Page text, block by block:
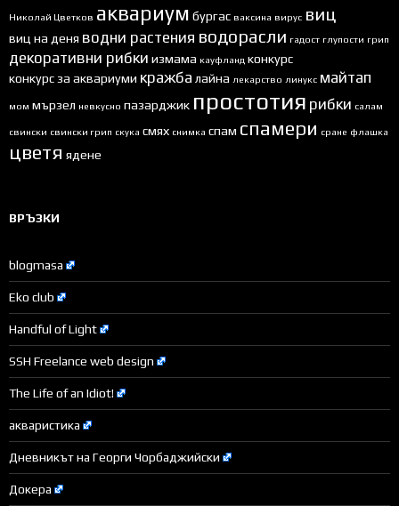
Николай Цветков аквариум бургас ваксина вирус виц
виц на деня водни растения водорасли гадост глупости грип
декоративни рибки измама кауфланд конкурс
конкурс за аквариуми кражба лайна лекарство линукс майтап
мом мързел невкусно пазарджик простотия рибки салам
свински свински грип скука смях снимка спам спамери сране флашка
цветя ядене
ВРЪЗКИ
blogmasa
Eko club
Handful of Light
SSH Freelance web design
The Life of an Idiot!
акваристика
Дневникът на Георги Чорбаджийски
Докера